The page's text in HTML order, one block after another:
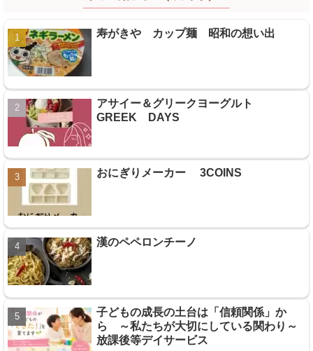
寿がきや カップ麺 昭和の想い出
アサイー＆グリークヨーグルト
GREEK DAYS
おにぎりメーカー 3COINS
漢のペペロンチーノ
子どもの成長の土台は「信頼関係」か
ら ～私たちが大切にしている関わり～
放課後等デイサービス